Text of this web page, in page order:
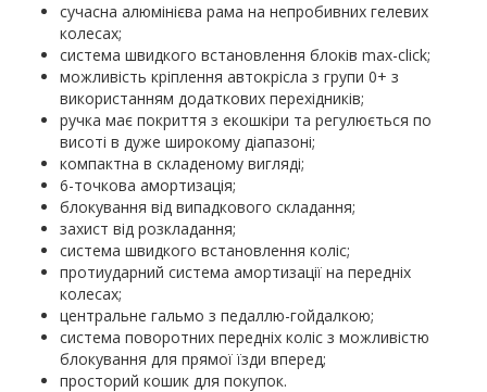
сучасна алюмінієва рама на непробивних гелевих
колесах;
система швидкого встановлення блоків max-click;
можливість кріплення автокрісла з групи 0+ з
використанням додаткових перехідників;
ручка має покриття з екошкіри та регулюється по
висоті в дуже широкому діапазоні;
компактна в складеному вигляді;
6-точкова амортизація;
блокування від випадкового складання;
захист від розкладання;
система швидкого встановлення коліс;
протиударний система амортизації на передніх
колесах;
центральне гальмо з педаллю-гойдалкою;
система поворотних передніх коліс з можливістю
блокування для прямої їзди вперед;
просторий кошик для покупок.